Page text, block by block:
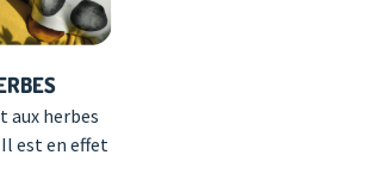
aux herbes
est en effet